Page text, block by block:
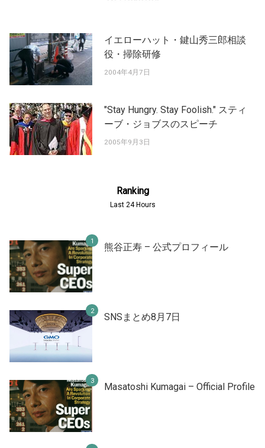
イエローハット・鍵山秀三郎相談
役・掃除研修
2004年4月7日
"Stay Hungry. Stay Foolish." スティ
ーブ・ジョブスのスピーチ
2005年9月3日
Ranking
Last 24 Hours
熊谷正寿 – 公式プロフィール
SNSまとめ8月7日
Masatoshi Kumagai – Official Profile